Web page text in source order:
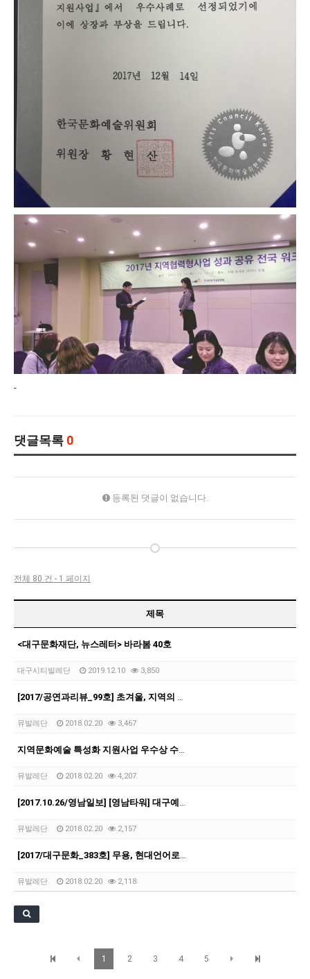
-
댓글목록 0
등록된 댓글이 없습니다.
전체 80 건 - 1 페이지
제목
<대구문화재단, 뉴스레터> 바라봄 40호
대구시티발레단 2019.12.10 3,850
뮤발레단 2018.02.20 3,467
뮤발레단 2018.02.20 4,207
뮤발레단 2018.02.20 2,157
뮤발레단 2018.02.20 2,118
1 2 3 4 5